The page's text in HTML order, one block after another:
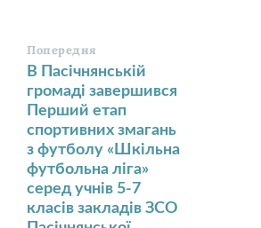
Попередня
В Пасічнянській
громаді завершився
Перший етап
спортивних змагань
з футболу «Шкільна
футбольна ліга»
серед учнів 5-7
класів закладів ЗСО